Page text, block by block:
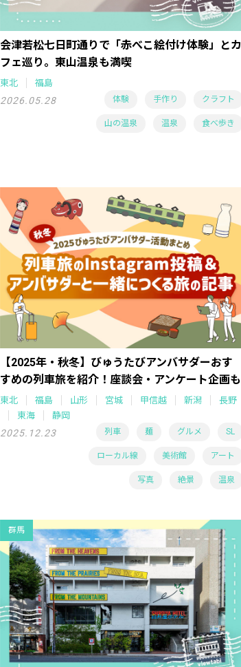
会津若松七日町通りで「赤べこ絵付け体験」とカ
フェ巡り。東山温泉も満喫
東北 福島
2026.05.28 体験 手作り クラフト
山の温泉 温泉 食べ歩き
【2025年・秋冬】びゅうたびアンバサダーおす
すめの列車旅を紹介！座談会・アンケート企画も
東北 福島 山形 宮城 甲信越 新潟
長野
東海
静岡
2025.12.23 列車 麺 グルメ SL
ローカル線 美術館 アート
写真 絶景 温泉
群馬